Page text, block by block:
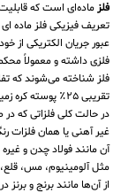
فلزماده‌ای است که
عبور جریان الکتریکی از
فلز شناخته می‌شوند که
تقریبی ۲۵٪ پوسته کره زمین را فلزات تشکیل می‌دهند
در حالت کلی فلزاتی که
غیر آهنی یا همان فلزات
آن مانند فولاد چدن و
مثل آلومینیوم، مس، قلع،
از آن‌ها مانند برنج و برنز